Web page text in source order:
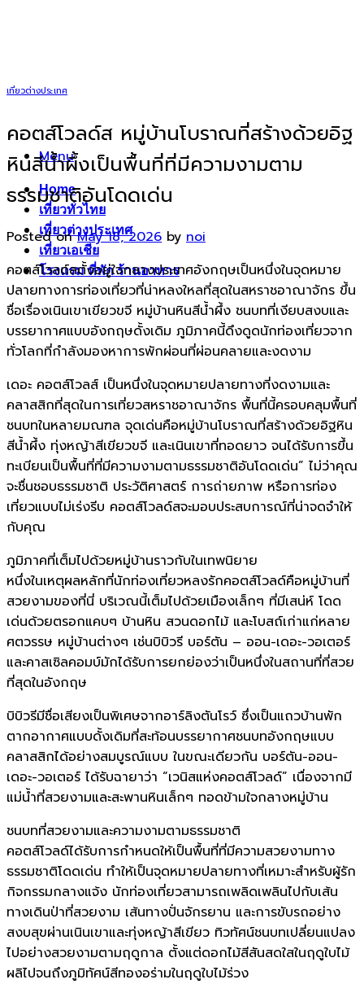
Menu
Home
เที่ยวทั่วไทย
เที่ยวต่างประเทศ
เที่ยวเอเชีย
โรงแรม ที่พัก ร้านอาหาร
เที่ยวต่างประเทศ
คอตส์โวลด์ส หมู่บ้านโบราณที่สร้างด้วยอิฐ
หินสีน้ำผึ้งเป็นพื้นที่ที่มีความงามตาม
ธรรมชาติอันโดดเด่น
Posted onMay 18, 2026 by noi
คอตส์โวลด์สตั้งอยู่ใจกลางประเทศอังกฤษเป็นหนึ่งในจุดหมาย
ปลายทางการท่องเที่ยวที่น่าหลงใหลที่สุดในสหราชอาณาจักร ขึ้น
ชื่อเรื่องเนินเขาเขียวขจี หมู่บ้านหินสีน้ำผึ้ง ชนบทที่เงียบสงบและ
บรรยากาศแบบอังกฤษดั้งเดิม ภูมิภาคนี้ดึงดูดนักท่องเที่ยวจาก
ทั่วโลกที่กำลังมองหาการพักผ่อนที่ผ่อนคลายและงดงาม
เดอะ คอตส์โวลส์ เป็นหนึ่งในจุดหมายปลายทางที่งดงามและ
คลาสสิกที่สุดในการเที่ยวสหราชอาณาจักร พื้นที่นี้ครอบคลุมพื้นที่
ชนบทในหลายมณฑล จุดเด่นคือหมู่บ้านโบราณที่สร้างด้วยอิฐหิน
สีน้ำผึ้ง ทุ่งหญ้าสีเขียวขจี และเนินเขาที่ทอดยาว จนได้รับการขึ้น
ทะเบียนเป็นพื้นที่ที่มีความงามตามธรรมชาติอันโดดเด่น” ไม่ว่าคุณ
จะชื่นชอบธรรมชาติ ประวัติศาสตร์ การถ่ายภาพ หรือการท่อง
เที่ยวแบบไม่เร่งรีบ คอตส์โวลด์สจะมอบประสบการณ์ที่น่าจดจำให้
กับคุณ
ภูมิภาคที่เต็มไปด้วยหมู่บ้านราวกับในเทพนิยาย
หนึ่งในเหตุผลหลักที่นักท่องเที่ยวหลงรักคอตส์โวลด์คือหมู่บ้านที่
สวยงามของที่นี่ บริเวณนี้เต็มไปด้วยเมืองเล็กๆ ที่มีเสน่ห์ โดด
เด่นด้วยตรอกแคบๆ บ้านหิน สวนดอกไม้ และโบสถ์เก่าแก่หลาย
ศตวรรษ หมู่บ้านต่างๆ เช่นบิบิวรี บอร์ตัน – ออน-เดอะ-วอเตอร์
และคาสเซิลคอมบ์มักได้รับการยกย่องว่าเป็นหนึ่งในสถานที่ที่สวย
ที่สุดในอังกฤษ
บิบิวรีมีชื่อเสียงเป็นพิเศษจากอาร์ลิงตันโรว์ ซึ่งเป็นแถวบ้านพัก
ตากอากาศแบบดั้งเดิมที่สะท้อนบรรยากาศชนบทอังกฤษแบบ
คลาสสิกได้อย่างสมบูรณ์แบบ ในขณะเดียวกัน บอร์ตัน-ออน-
เดอะ-วอเตอร์ ได้รับฉายาว่า “เวนิสแห่งคอตส์โวลด์” เนื่องจากมี
แม่น้ำที่สวยงามและสะพานหินเล็กๆ ทอดข้ามใจกลางหมู่บ้าน
ชนบทที่สวยงามและความงามตามธรรมชาติ
คอตส์โวลด์ได้รับการกำหนดให้เป็นพื้นที่ที่มีความสวยงามทาง
ธรรมชาติโดดเด่น ทำให้เป็นจุดหมายปลายทางที่เหมาะสำหรับผู้รัก
กิจกรรมกลางแจ้ง นักท่องเที่ยวสามารถเพลิดเพลินไปกับเส้น
ทางเดินป่าที่สวยงาม เส้นทางปั่นจักรยาน และการขับรถอย่าง
สงบสุขผ่านเนินเขาและทุ่งหญ้าสีเขียว ทิวทัศน์ชนบทเปลี่ยนแปลง
ไปอย่างสวยงามตามฤดูกาล ตั้งแต่ดอกไม้สีสันสดใสในฤดูใบไม้
ผลิไปจนถึงภูมิทัศน์สีทองอร่ามในฤดูใบไม้ร่วง